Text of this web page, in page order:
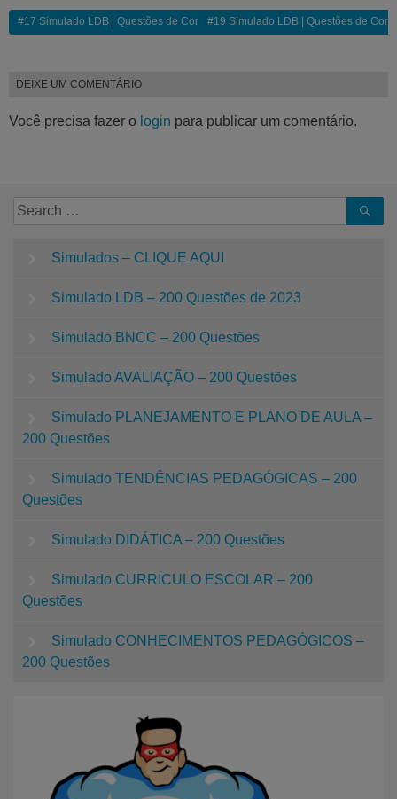
#17 Simulado LDB | Questões de Concurso Comentadas
#19 Simulado LDB | Questões de
DEIXE UM COMENTÁRIO
Você precisa fazer o login para publicar um comentário.
Simulados – CLIQUE AQUI
Simulado LDB – 200 Questões de 2023
Simulado BNCC – 200 Questões
Simulado AVALIAÇÃO – 200 Questões
Simulado PLANEJAMENTO E PLANO DE AULA –
200 Questões
Simulado TENDÊNCIAS PEDAGÓGICAS – 200
Questões
Simulado DIDÁTICA – 200 Questões
Simulado CURRÍCULO ESCOLAR – 200
Questões
Simulado CONHECIMENTOS PEDAGÓGICOS –
200 Questões